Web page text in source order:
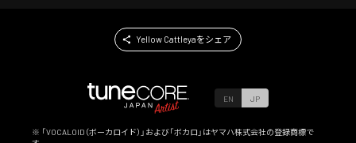
Yellow Cattleyaをシェア
EN JP
※ 「VOCALOID（ボーカロイド）」および「ボカロ」はヤマハ株式会社の登録商標で